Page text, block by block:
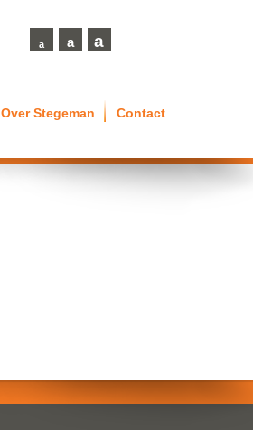
a a a
Over Stegeman Contact